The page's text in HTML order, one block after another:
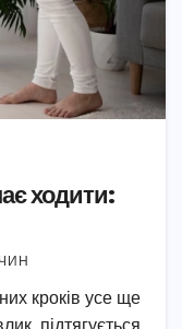
ходити:
кроків усе ще